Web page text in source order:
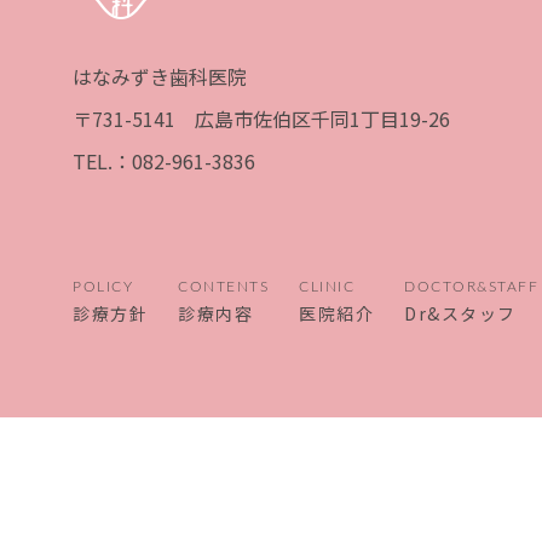
はなみずき歯科医院
〒731-5141 広島市佐伯区千同1丁目19-26
TEL.：082-961-3836
診療方針 診療内容 医院紹介 Dr&スタッフ